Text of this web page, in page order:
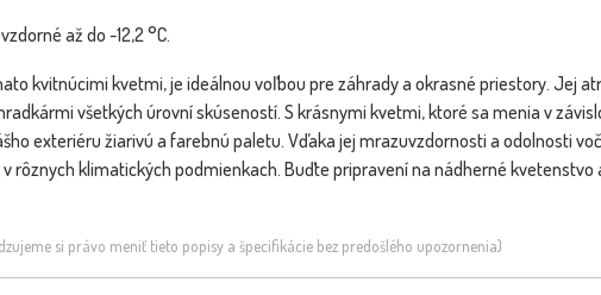
až do -12,2 °C.
kvitnúcimi kvetmi, je ideálnou voľbou pre záhrady a okrasné priestory. Jej
všetkých úrovní skúseností. S krásnymi kvetmi, ktoré sa menia v
exteriéru žiarivú a farebnú paletu. Vďaka jej mrazuvzdornosti a odolnosti
rôznych klimatických podmienkach. Buďte pripravení na nádherné
si právo meniť tieto popisy a špecifikácie bez predošlého upozornenia)